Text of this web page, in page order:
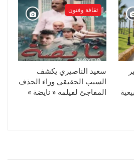
ثقافة وفنون
سعيد الناصيري يكشف
السبب الحقيقي وراء الحذف
المفاجئ لفيلمه « نايضة »